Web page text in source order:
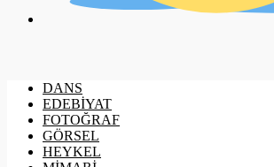
DANS
EDEBİYAT
FOTOĞRAF
GÖRSEL
HEYKEL